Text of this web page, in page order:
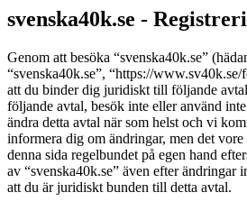
svenska40k.se -
Genom att besöka “svenska40k.se”
“svenska40k.se”, “https://
att du binder dig juridiskt till följande
följande avtal, besök inte eller använd
ändra detta avtal när som helst och vi
informera dig om ändringar, men det
denna sida regelbundet på egen hand
av “svenska40k.se” även efter ändringar
att du är juridiskt bunden till detta avtal.